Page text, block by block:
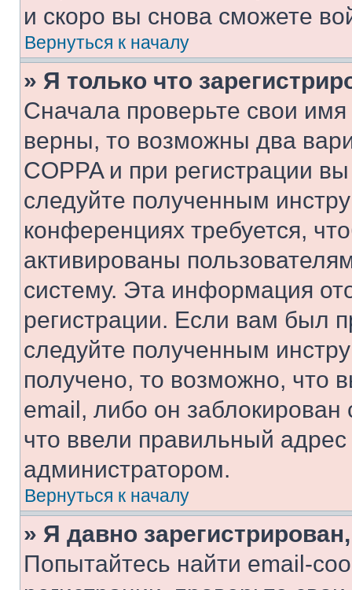
и скоро вы снова сможете
Вернуться к началу
» Я только что
Сначала проверьте свои
верны, то возможны два
COPPA и при регистрации
следуйте полученным
конференциях требуется,
активированы
систему. Эта информация
регистрации. Если вам был
следуйте полученным
получено, то возможно, что
email, либо он
что ввели правильный адрес
администратором.
Вернуться к началу
» Я давно
Попытайтесь найти email-